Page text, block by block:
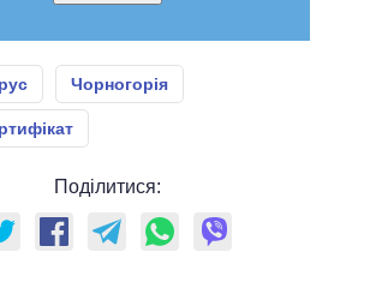
Чорногорія
Поділитися: